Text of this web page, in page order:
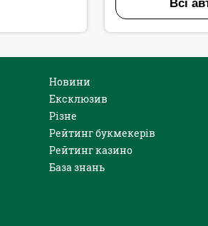
Всі
Новини
Ексклюзив
Різне
Рейтинг букмекерів
Рейтинг казино
База знань